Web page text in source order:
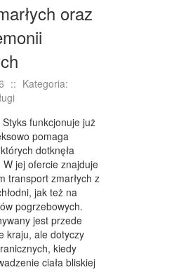
I SZKOLENIA
ONLINE
DZIECI
WNĘTRZ
ŁAZIENKI
oraz
:: Kategoria:
funkcjonuje już
pomaga
dotknęła
jej ofercie znajduje
transport zmarłych z
jak też na
pogrzebowych.
jest przede
kraju, ale dotyczy
kiedy
ciała bliskiej